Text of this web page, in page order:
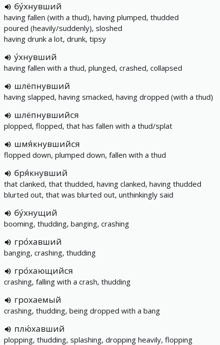
бу́хнувший
having fallen (with a thud), having plumped, thudded
poured (heavily/suddenly), sloshed
having drunk a lot, drunk, tipsy
у́хнувший
having fallen with a thud, plunged, crashed, collapsed
шлёпнувший
having slapped, having smacked, having dropped (with a thud)
шлёпнувшийся
plopped, flopped, that has fallen with a thud/splat
шмя́кнувшийся
flopped down, plumped down, fallen with a thud
бря́кнувший
that clanked, that thudded, having clanked, having thudded
blurted out, that was blurted out, unthinkingly said
бу́хнущий
booming, thudding, banging, crashing
гро́хавший
banging, crashing, thudding
гро́хающийся
crashing, falling with a crash, thudding
грохаемый
crashing, thudding, being dropped with a bang
плю́хавший
plopping, thudding, splashing, dropping heavily, flopping